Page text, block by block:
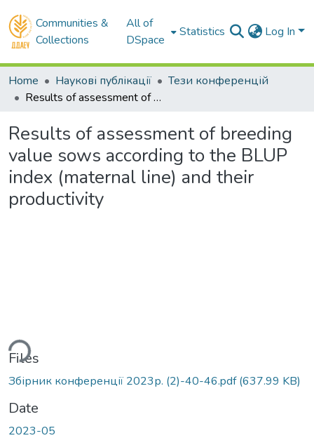
Communities &
Collections
All of
DSpace
Statistics Log In
Home Наукові публікації
Тези конференцій
Results of assessment of breeding value sows according to the BLUP index (maternal line) and their productivity
Results of assessment of breeding
value sows according to the BLUP
index (maternal line) and their
productivity
Files
Збірник конференції 2023р. (2)-40-46.pdf(637.99 KB)
Date
2023-05